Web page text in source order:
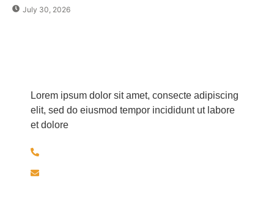
July 30, 2026
Lorem ipsum dolor sit amet, consecte adipiscing
elit, sed do eiusmod tempor incididunt ut labore
et dolore